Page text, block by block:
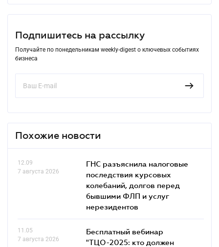
Подпишитесь на рассылку
Получайте по понедельникам weekly-digest о ключевых событиях
бизнеса
Похожие новости
12.09
7 августа 2026
ГНС разъяснила налоговые
последствия курсовых
колебаний, долгов перед
бывшими ФЛП и услуг
нерезидентов
11.05
7 августа 2026
Бесплатный вебинар
"ТЦО-2025: кто должен